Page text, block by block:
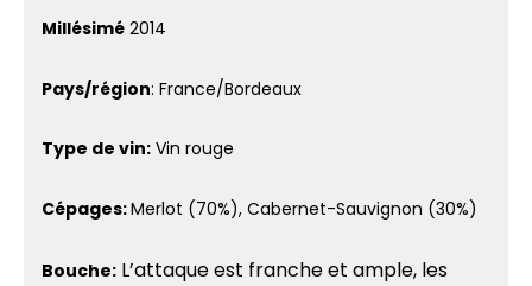
Millésimé 2014
Pays/région: France/Bordeaux
Type de vin: Vin rouge
Cépages:Merlot (70%), Cabernet-Sauvignon (30%)
Bouche: L’attaque est franche et ample, les